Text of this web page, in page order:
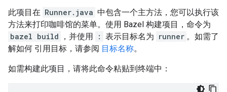
此项目在 Runner.java 中包含一个主方法，您可以执行该
方法来打印咖啡馆的菜单。使用 Bazel 构建项目，命令为
bazel build
，并使用 : 表示目标名为 runner 。如需了
解如何 引用目标，请参阅 目标名称。
如需构建此项目，请将此命令粘贴到终端中：